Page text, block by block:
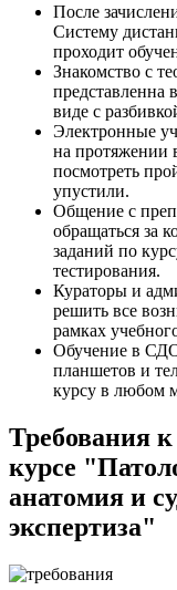
После
Систему
проходит
Знакомство с
представленна
виде с
Электронные
на протяжении
посмотреть
упустили.
Общение с
обращаться за
заданий по
тестирования.
Кураторы и
решить все
рамках
Обучение в
планшетов и
курсу в любом
Требования
курсе
анатомия и
экспертиза"